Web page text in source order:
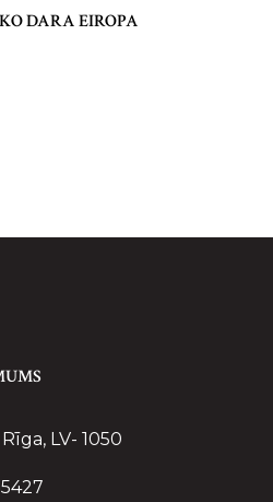
DARA EIROPA
Rīga, LV- 1050